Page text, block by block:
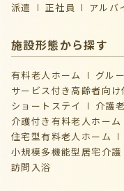
派遣 正社員 アルバ
施設形態から探す
有料老人ホーム グル
サービス付き高齢者向け
ショートステイ
介護
介護付き有料老人ホーム
住宅型有料老人ホーム
⼩規模多機能型居宅介護
訪問入浴